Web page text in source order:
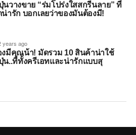
วางขาย “ร่มโปร่งใสสกรีนลาย” ที่
ารัก บอกเลยว่าของมันต้องมี!
years ago
มีคุณน้า! มัดรวม 10 สินค้าน่าใช้
..ที่ทั้งครีเอทและน่ารักแบบสุ